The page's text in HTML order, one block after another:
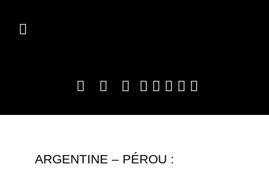
ARGENTINE – PÉROU :